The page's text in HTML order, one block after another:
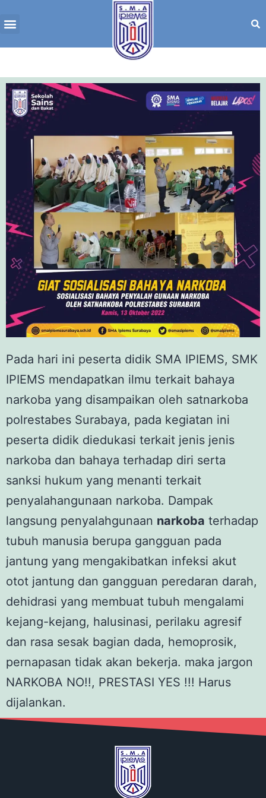
Pada hari ini peserta didik SMA IPIEMS, SMK
IPIEMS mendapatkan ilmu terkait bahaya
narkoba yang disampaikan oleh satnarkoba
polrestabes Surabaya, pada kegiatan ini
peserta didik diedukasi terkait jenis jenis
narkoba dan bahaya terhadap diri serta
sanksi hukum yang menanti terkait
penyalahangunaan narkoba. Dampak
langsung penyalahgunaan narkoba terhadap
tubuh manusia berupa gangguan pada
jantung yang mengakibatkan infeksi akut
otot jantung dan gangguan peredaran darah,
dehidrasi yang membuat tubuh mengalami
kejang-kejang, halusinasi, perilaku agresif
dan rasa sesak bagian dada, hemoprosik,
pernapasan tidak akan bekerja. maka jargon
NARKOBA NO!!, PRESTASI YES !!! Harus
dijalankan.